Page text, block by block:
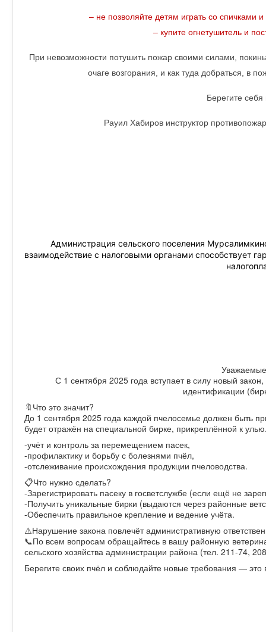
– не позволяйте детям играть со спичками
– купите огнетушитель и
При невозможности потушить пожар своими силами,
очаге возгорания, и как туда добраться, в
Берегите себя
Рауил Хабиров инструктор
Администрация сельского поселения
взаимодействие с налоговыми органами способствует
С 1 сентября 2025 года вступает в силу новый
идентификации
🔖Что это значит?
До 1 сентября 2025 года каждой пчелосемье должен быть
будет отражён на специальной бирке, прикреплённой к
-учёт и контроль за перемещением пасек,
-профилактику и борьбу с болезнями пчёл,
-отслеживание происхождения продукции пчеловодства.
📋Что нужно сделать?
-Зарегистрировать пасеку в госветслужбе (если ещё не
-Получить уникальные бирки (выдаются через районные
-Обеспечить правильное крепление и ведение учёта.
⚠️Нарушение закона повлечёт административную
📞По всем вопросам обращайтесь в вашу районную
сельского хозяйства администрации района (тел. 211-74,
Берегите своих пчёл и соблюдайте новые требования — это